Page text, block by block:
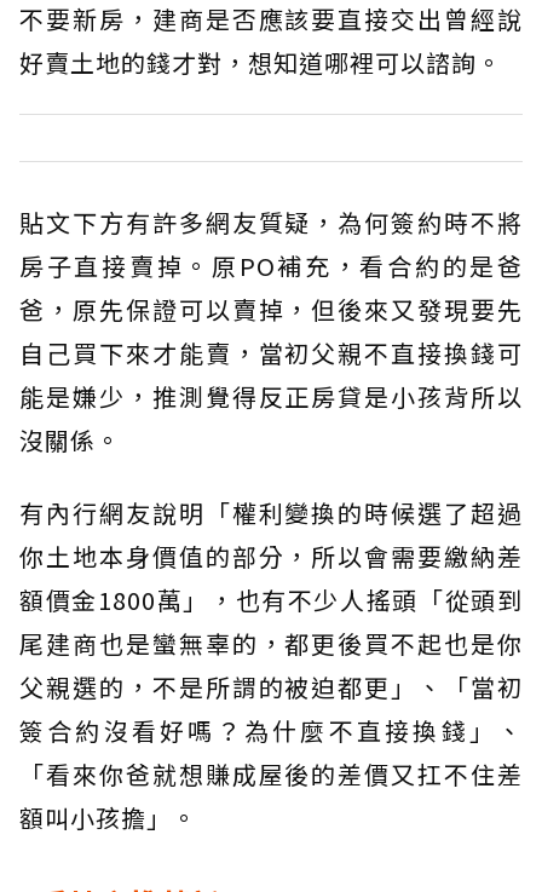
不要新房，建商是否應該要直接交出曾經說
好賣土地的錢才對，想知道哪裡可以諮詢。
貼文下方有許多網友質疑，為何簽約時不將
房子直接賣掉。原PO補充，看合約的是爸
爸，原先保證可以賣掉，但後來又發現要先
自己買下來才能賣，當初父親不直接換錢可
能是嫌少，推測覺得反正房貸是小孩背所以
沒關係。
有內行網友說明「權利變換的時候選了超過
你土地本身價值的部分，所以會需要繳納差
額價金1800萬」，也有不少人搖頭「從頭到
尾建商也是蠻無辜的，都更後買不起也是你
父親選的，不是所謂的被迫都更」、「當初
簽合約沒看好嗎？為什麼不直接換錢」、
「看來你爸就想賺成屋後的差價又扛不住差
額叫小孩擔」。